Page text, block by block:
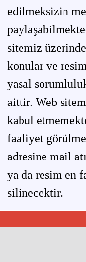
edilmeksizin
sitemiz
konular ve
yasal
aittir. Web
kabul
faaliyet
adresine mail
ya da resim en
silinecektir.